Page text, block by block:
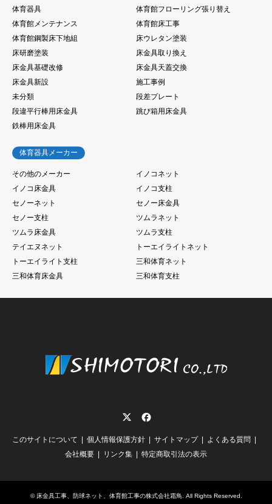
体育器具
体育館フローリング張り替え
体育館メンテナンス
体育館床工事
体育館鋼製床下地組
床ウレタン塗装
床研磨塗装
床金具取り換え
床金具基礎改修
床金具天蓋交換
床金具新設
施工事例
未分類
段差プレート
段違平行棒用床金具
跳び箱用床金具
鉄棒用床金具
体育器具メーカー
その他のメーカー
イノコネット
イノコ床金具
イノコ支柱
セノーネット
セノー床金具
セノー支柱
ツムラネット
ツムラ床金具
ツムラ支柱
テイエヌネット
トーエイライトネット
トーエイライト支柱
三和体育ネット
三和体育床金具
三和体育支柱
このサイトについて 個人情報保護方針 サイトマップ
よくある質問
会社概要
リンク集 特定商取引法の表示
© 床金具工事、防球ネット、体育館工事の株式会社霜鳥. All Rights Reserved.